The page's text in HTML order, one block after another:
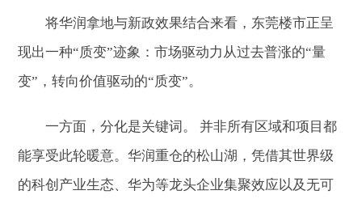
将华润拿地与新政效果结合来看，东莞楼市正呈
现出一种“质变”迹象：市场驱动力从过去普涨的“量
变”，转向价值驱动的“质变”。
一方面，分化是关键词。 并非所有区域和项目都
能享受此轮暖意。华润重仓的松山湖，凭借其世界级
的科创产业生态、华为等龙头企业集聚效应以及无可